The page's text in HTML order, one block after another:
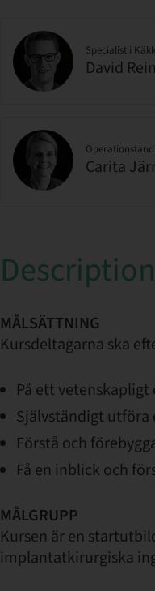
Specialist i
David
Carita
Description
MÅLSÄTTNING
Kursdeltagarna ska
På ett
Självständigt
Förstå och
Få en inblick och
MÅLGRUPP
Kursen är en
implantatkirurgiska